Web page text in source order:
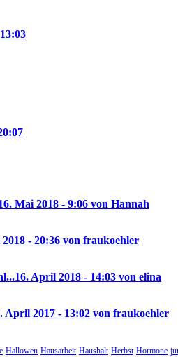
Mai 2018 - 9:06 von Hannah
- 20:36 von fraukoehler
16. April 2018 - 14:03 von elina
April 2017 - 13:02 von fraukoehler
Hallowen Hausarbeit Haushalt Herbst Hormone